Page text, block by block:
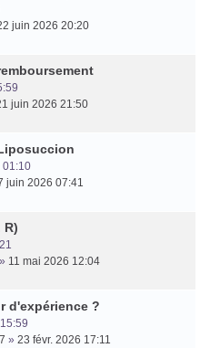
juin 2026 20:20
juin 2026 21:50
01:10
juin 2026 07:41
R)
» 11 mai 2026 12:04
d'expérience ?
» 23 févr. 2026 17:11